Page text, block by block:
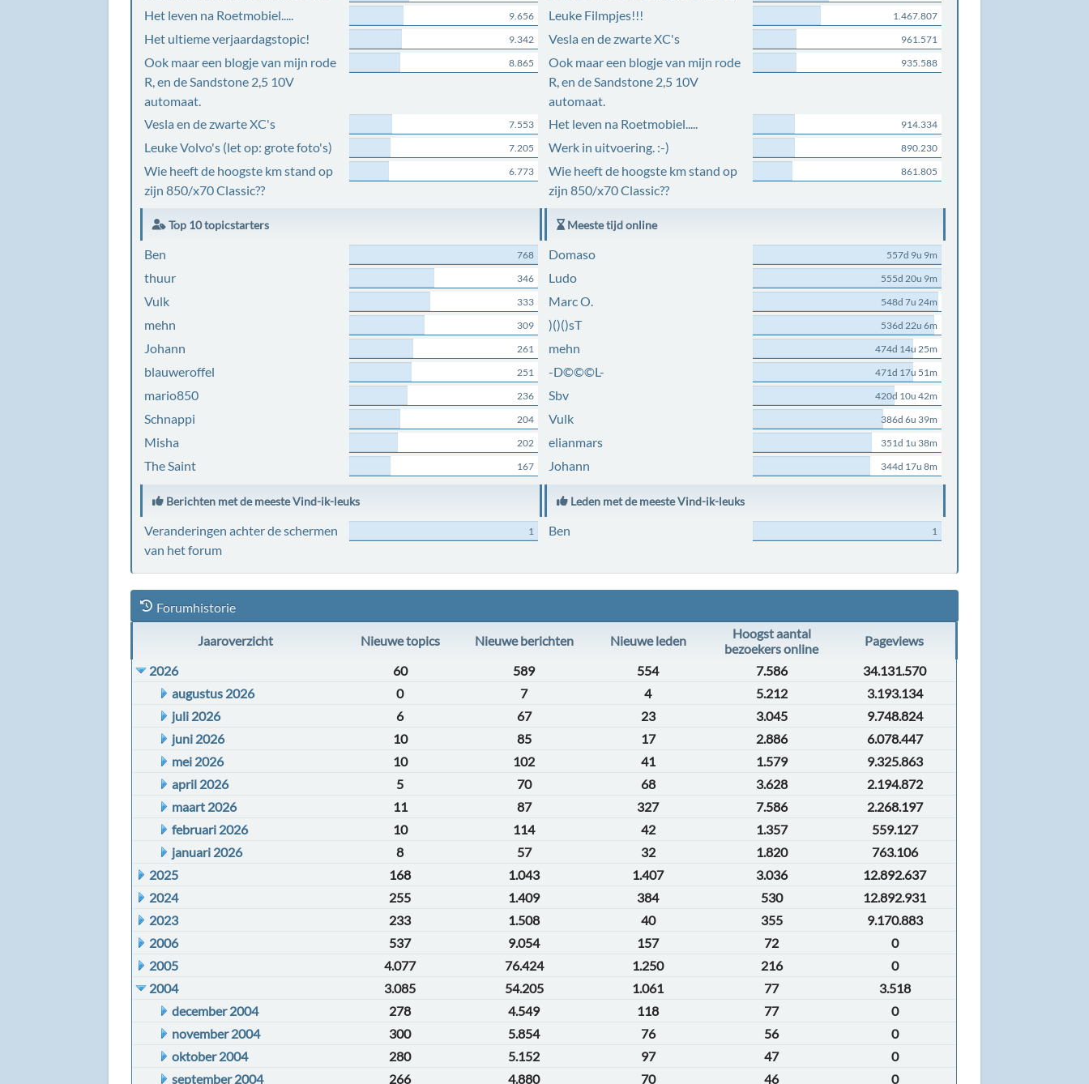
Het leven na Roetmobiel..... 9.656
Het ultieme verjaardagstopic! 9.342
Ook maar een blogje van mijn rode
R, en de Sandstone 2,5 10V
automaat.
8.865
Vesla en de zwarte XC's 7.553
Leuke Volvo's (let op: grote foto's) 7.205
Wie heeft de hoogste km stand op
zijn 850/x70 Classic??
6.773
Leuke Filmpjes!!! 1.467.807
Vesla en de zwarte XC's 961.571
Ook maar een blogje van mijn rode
R, en de Sandstone 2,5 10V
automaat.
935.588
Het leven na Roetmobiel..... 914.334
Werk in uitvoering. :-) 890.230
Wie heeft de hoogste km stand op
zijn 850/x70 Classic??
861.805
Top 10 topicstarters
Ben 768
thuur 346
Vulk 333
mehn 309
Johann 261
blauweroffel 251
mario850 236
Schnappi 204
Misha 202
The Saint 167
Meeste tijd online
Domaso 557d 9u 9m
Ludo 555d 20u 9m
Marc O. 548d 7u 24m
)()()sT 536d 22u 6m
mehn 474d 14u 25m
-D©©©L- 471d 17u 51m
Sbv 420d 10u 42m
Vulk 386d 6u 39m
elianmars 351d 1u 38m
Johann 344d 17u 8m
Berichten met de meeste Vind-ik-leuks
Veranderingen achter de schermen
van het forum
1
Leden met de meeste Vind-ik-leuks
Ben 1
Forumhistorie
Jaaroverzicht Nieuwe topics Nieuwe berichten Nieuwe leden
Hoogst aantal
bezoekers online
Pageviews
2026
60 589 554 7.586
34.131.570
augustus 2026
0 7 4 5.212
3.193.134
juli 2026
6 67 23 3.045
9.748.824
juni 2026
10 85 17 2.886
6.078.447
mei 2026
10 102 41 1.579
9.325.863
april 2026
5 70 68 3.628
2.194.872
maart 2026
11 87 327 7.586
2.268.197
februari 2026
10 114 42 1.357
559.127
januari 2026
8 57 32 1.820
763.106
2025
168 1.043 1.407 3.036
12.892.637
2024
255 1.409 384 530
12.892.931
2023
233 1.508 40 355
9.170.883
2006
537 9.054 157 72
0
2005
4.077 76.424 1.250 216
0
2004
3.085 54.205 1.061 77
3.518
december 2004
278 4.549 118 77
0
november 2004
300 5.854 76 56
0
oktober 2004
280 5.152 97 47
0
september 2004
266 4.880 70 46
0